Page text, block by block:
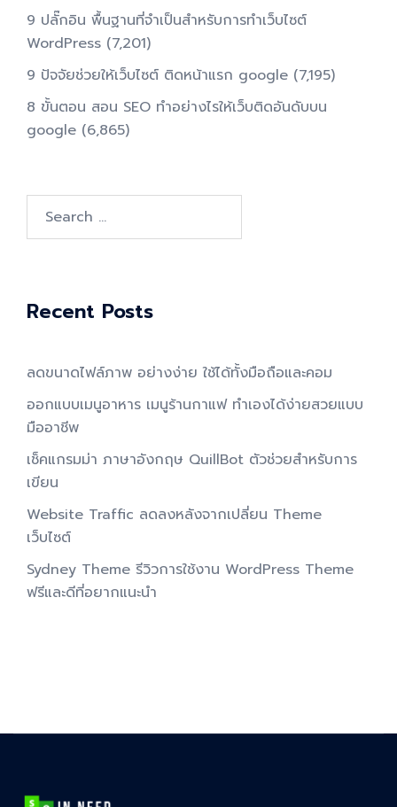
9 ปลั๊กอิน พื้นฐานที่จำเป็นสำหรับการทําเว็บไซต์
WordPress (7,201)
9 ปัจจัยช่วยให้เว็บไซต์ ติดหน้าแรก google (7,195)
8 ขั้นตอน สอน SEO ทําอย่างไรให้เว็บติดอันดับบน
google (6,865)
for:
Recent Posts
ลดขนาดไฟล์ภาพ อย่างง่าย ใช้ได้ทั้งมือถือและคอม
ออกแบบเมนูอาหาร เมนูร้านกาแฟ ทำเองได้ง่ายสวยแบบ
มืออาชีพ
เช็คแกรมม่า ภาษาอังกฤษ QuillBot ตัวช่วยสำหรับการ
เขียน
Website Traffic ลดลงหลังจากเปลี่ยน Theme
เว็บไซต์
Sydney Theme รีวิวการใช้งาน WordPress Theme
ฟรีและดีที่อยากแนะนำ